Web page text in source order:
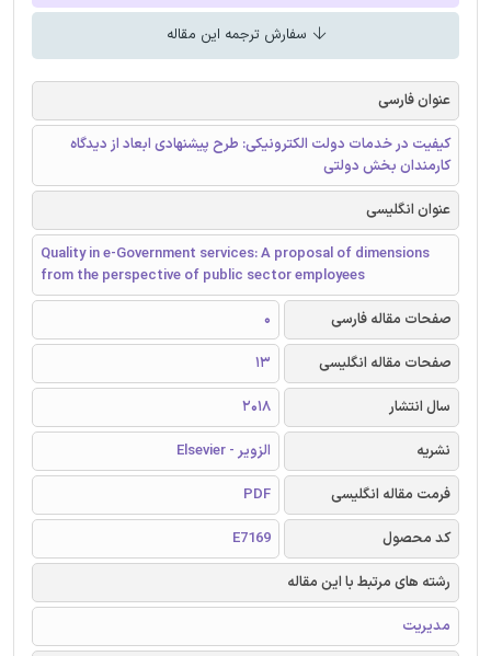
سفارش ترجمه این مقاله
عنوان فارسی
کیفیت در خدمات دولت الکترونیکی: طرح پیشنهادی ابعاد از دیدگاه
کارمندان بخش دولتی
عنوان انگلیسی
Quality in e-Government services: A proposal of dimensions
from the perspective of public sector employees
صفحات مقاله فارسی
0
صفحات مقاله انگلیسی
13
سال انتشار
2018
نشریه
الزویر - Elsevier
فرمت مقاله انگلیسی
PDF
کد محصول
E7169
رشته های مرتبط با این مقاله
مدیریت